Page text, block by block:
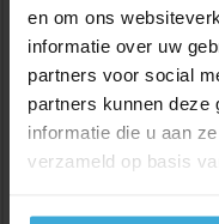
en om ons
informatie over uw
partners voor social
partners kunnen deze
informatie die u aan
verzameld op basis
Gewenste
lengtemaat in
+/- 2
Materiaalkosten